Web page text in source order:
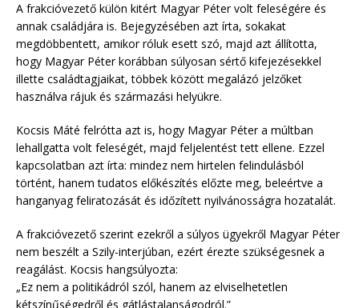
A frakcióvezető külön kitért Magyar Péter volt feleségére és
annak családjára is. Bejegyzésében azt írta, sokakat
megdöbbentett, amikor róluk esett szó, majd azt állította,
hogy Magyar Péter korábban súlyosan sértő kifejezésekkel
illette családtagjaikat, többek között megalázó jelzőket
használva rájuk és származási helyükre.
Kocsis Máté felrótta azt is, hogy Magyar Péter a múltban
lehallgatta volt feleségét, majd feljelentést tett ellene. Ezzel
kapcsolatban azt írta: mindez nem hirtelen felindulásból
történt, hanem tudatos előkészítés előzte meg, beleértve a
hanganyag feliratozását és időzített nyilvánosságra hozatalát.
A frakcióvezető szerint ezekről a súlyos ügyekről Magyar Péter
nem beszélt a Szily-interjúban, ezért érezte szükségesnek a
reagálást. Kocsis hangsúlyozta:
„Ez nem a politikádról szól, hanem az elviselhetetlen
kétszínűségedről és gátlástalanságodról.”